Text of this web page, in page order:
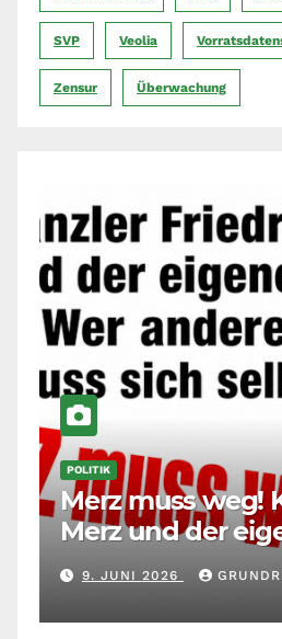
SVP Veolia
Zensur Überwachung
POLITIK
Merz muss weg!
Merz und der
Maßstab: Wer
muss sich selbst
9. JUNI 2026